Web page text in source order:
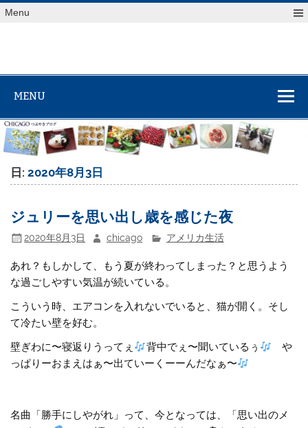
Skip
toMenu
MENU
日:2020年8月3日
ジュリーを思い出し歳を感じた夜
2020年8月3日 chicago アメリカ生活
あれ？もしかして、もう夏が終わってしまった？と思うよう
な過ごしやすい気温が続いている。
こういう時、エアコンを入れないでいると、猫が開く。そし
て冷たい壁を好む。
壁ぎわに〜寝返りうってぇ
背中でぇ〜聞いているぅ
や
っぱりーおまえはぁ〜出ていーくーーんだなぁ〜
名曲「勝手にしやがれ」って、今となっては、「思い出のメ